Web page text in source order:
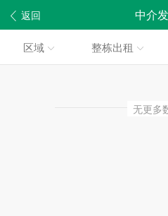
返回 中介
区域 整栋出租
无更多